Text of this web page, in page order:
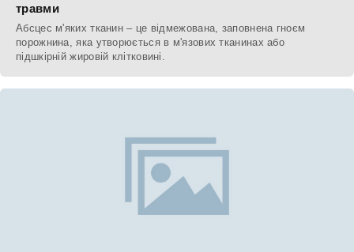
травми
Абсцес м'яких тканин – це відмежована, заповнена гноєм
порожнина, яка утворюється в м'язових тканинах або
підшкірній жировій клітковині.